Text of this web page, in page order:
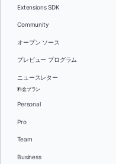
Extensions SDK
Community
オープン ソース
プレビュー プログラム
ニュースレター
料金プラン
Personal
Pro
Team
Business